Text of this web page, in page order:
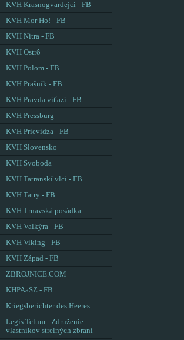
KVH Krasnogvardejci - FB
KVH Mor Ho! - FB
KVH Nitra - FB
KVH Ostrô
KVH Polom - FB
KVH Prašník - FB
KVH Pravda víťazí - FB
KVH Pressburg
KVH Prievidza - FB
KVH Slovensko
KVH Svoboda
KVH Tatranskí vlci - FB
KVH Tatry - FB
KVH Trnavská posádka
KVH Valkýra - FB
KVH Viking - FB
KVH Západ - FB
ZBROJNICE.COM
KHPAaSZ - FB
Kriegsberichter des Heeres
Legis Telum - Združenie
vlastníkov strelných zbraní